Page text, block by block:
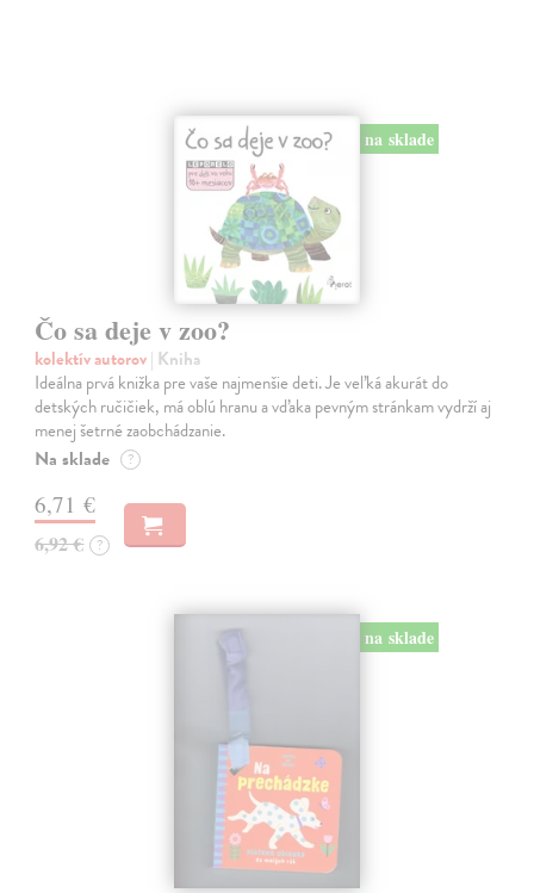
na sklade
Čo sa deje v zoo?
kolektív autorov| Kniha
Ideálna prvá knižka pre vaše najmenšie deti. Je veľká akurát do
detských ručičiek, má oblú hranu a vďaka pevným stránkam vydrží aj
menej šetrné zaobchádzanie.
Na sklade ?
6,71 €
6,92 € ?
na sklade